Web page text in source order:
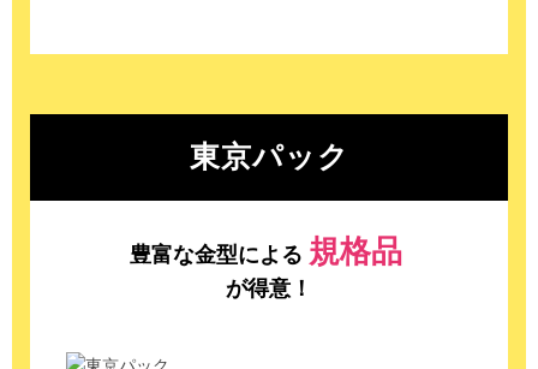
東京パック
豊富な金型による 規格品
が得意！